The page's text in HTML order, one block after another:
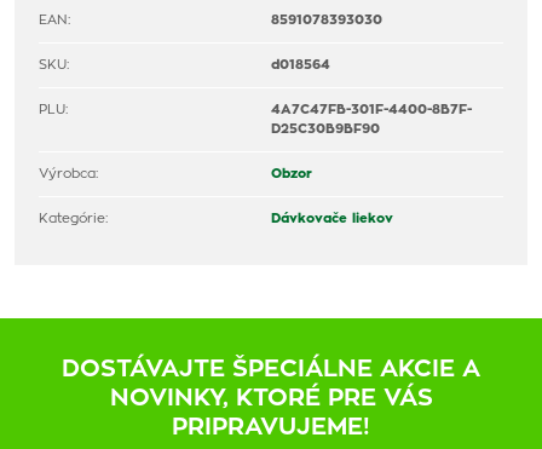
EAN: 8591078393030
SKU: d018564
PLU:
4A7C47FB-301F-4400-8B7F-
D25C30B9BF90
Výrobca: Obzor
Kategórie: Dávkovače liekov
DOSTÁVAJTE ŠPECIÁLNE AKCIE A
NOVINKY, KTORÉ PRE VÁS
PRIPRAVUJEME!